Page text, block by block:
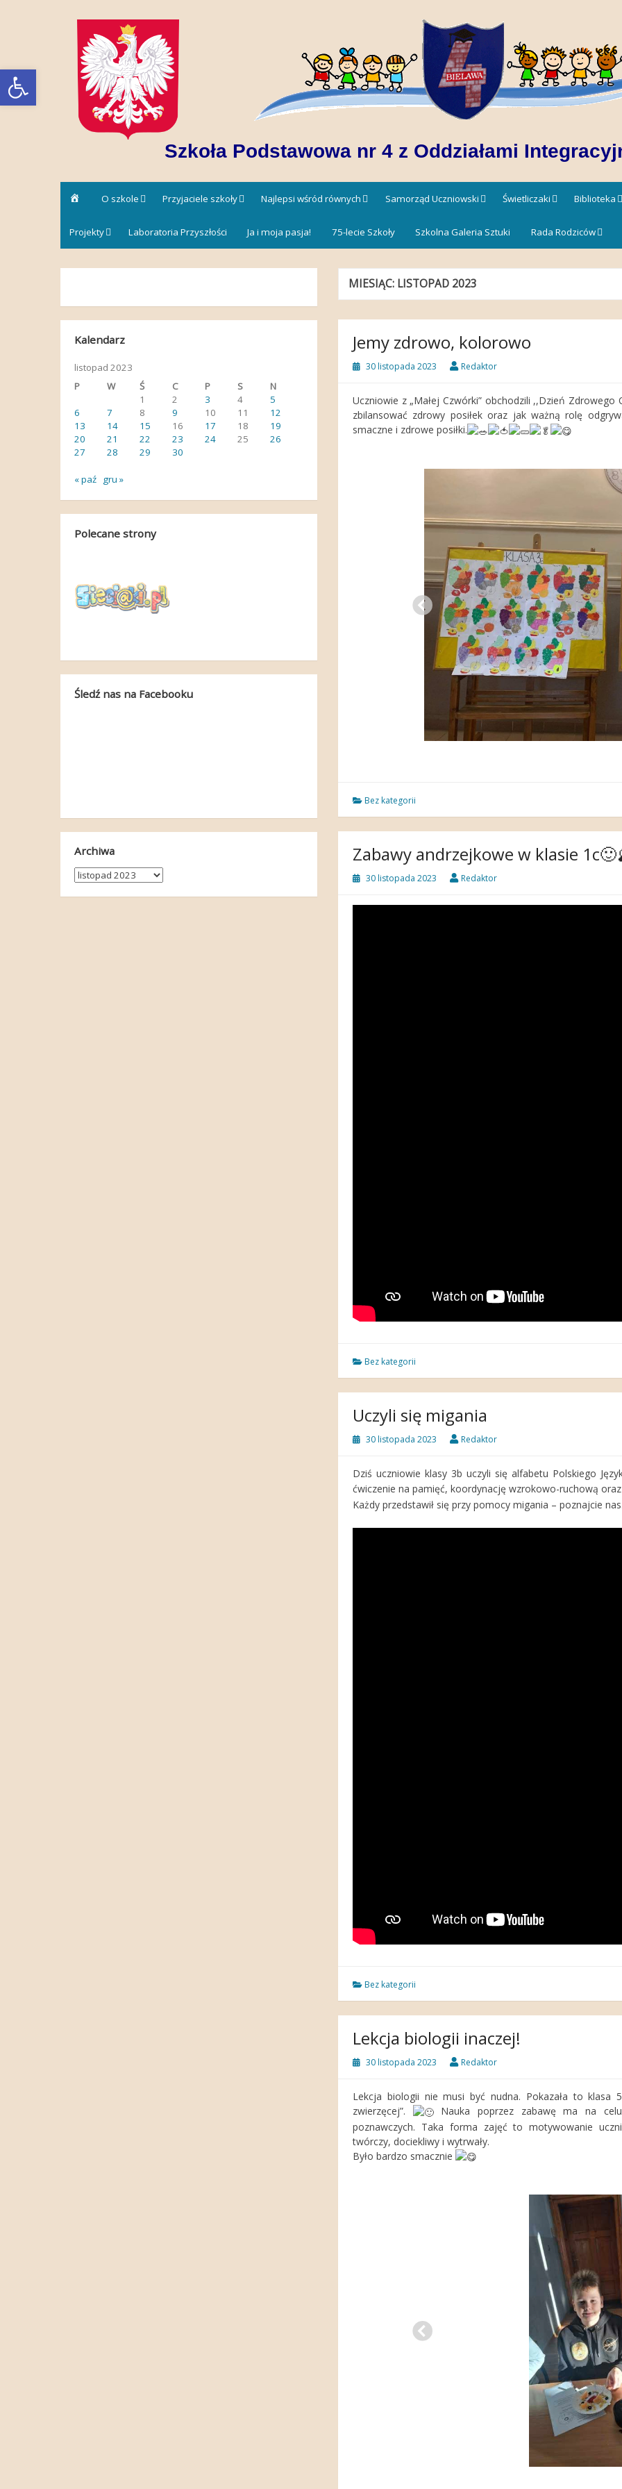
Open toolbar
Szkoła Podstawowa nr 4 z Oddziałami
Strona
główna
O szkole Przyjaciele szkoły Najlepsi wśród równych Samorząd Uczniowski Świetliczaki Biblioteka
Projekty Laboratoria Przyszłości Ja i moja pasja! 75-lecie Szkoły Szkolna Galeria Sztuki Rada Rodziców
MIESIĄC: LISTOPAD 2023
Jemy zdrowo, kolorowo
30 listopada 2023 Redaktor
Uczniowie z „Małej Czwórki” obchodzili ,,Dzień
zbilansować zdrowy posiłek oraz jak ważną rolę
smaczne i zdrowe posiłki.
Bez kategorii
Zabawy andrzejkowe w klasie
30 listopada 2023 Redaktor
Bez kategorii
Uczyli się migania
30 listopada 2023 Redaktor
Dziś uczniowie klasy 3b uczyli się alfabetu Polskiego
ćwiczenie na pamięć, koordynację wzrokowo-ruchową
Każdy przedstawił się przy pomocy migania – poznajcie
Bez kategorii
Lekcja biologii inaczej!
30 listopada 2023 Redaktor
Lekcja biologii nie musi być nudna. Pokazała to klasa
zwierzęcej”.
Nauka poprzez zabawę ma na celu
poznawczych. Taka forma zajęć to motywowanie
twórczy, dociekliwy i wytrwały.
Było bardzo smacznie
Kalendarz
listopad 2023
P
W Ś C P S
N
1
2 3 4
5
6
7 8 9 10 11
12
13
14 15 16 17 18
19
20
21 22 23 24 25
26
27
28 29 30
« paź gru »
Polecane strony
Śledź nas na Facebooku
Archiwa
Archiwa